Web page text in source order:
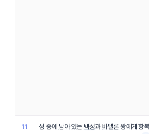
11 성 중에 남아있는 백성과 바벨론왕에게 항